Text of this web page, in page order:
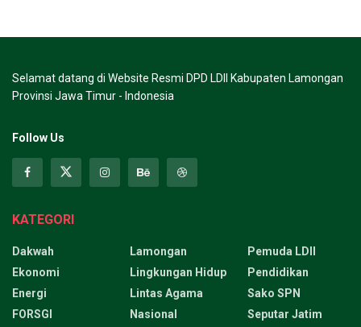
Selamat datang di Website Resmi DPD LDII Kabupaten Lamongan
Provinsi Jawa Timur - Indonesia
Follow Us
KATEGORI
Dakwah
Ekonomi
Energi
FORSGI
Lamongan
Lingkungan Hidup
Lintas Agama
Nasional
Pemuda LDII
Pendidikan
Sako SPN
Seputar Jatim